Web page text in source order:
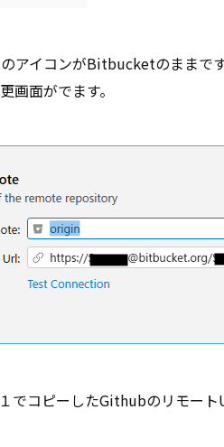
アイコンがBitbucketのままです
面がでます。
でコピーしたGithubのリモート